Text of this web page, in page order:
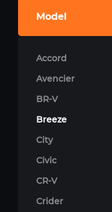
Model
Accord
Avencier
BR-V
Breeze
City
Civic
CR-V
Crider